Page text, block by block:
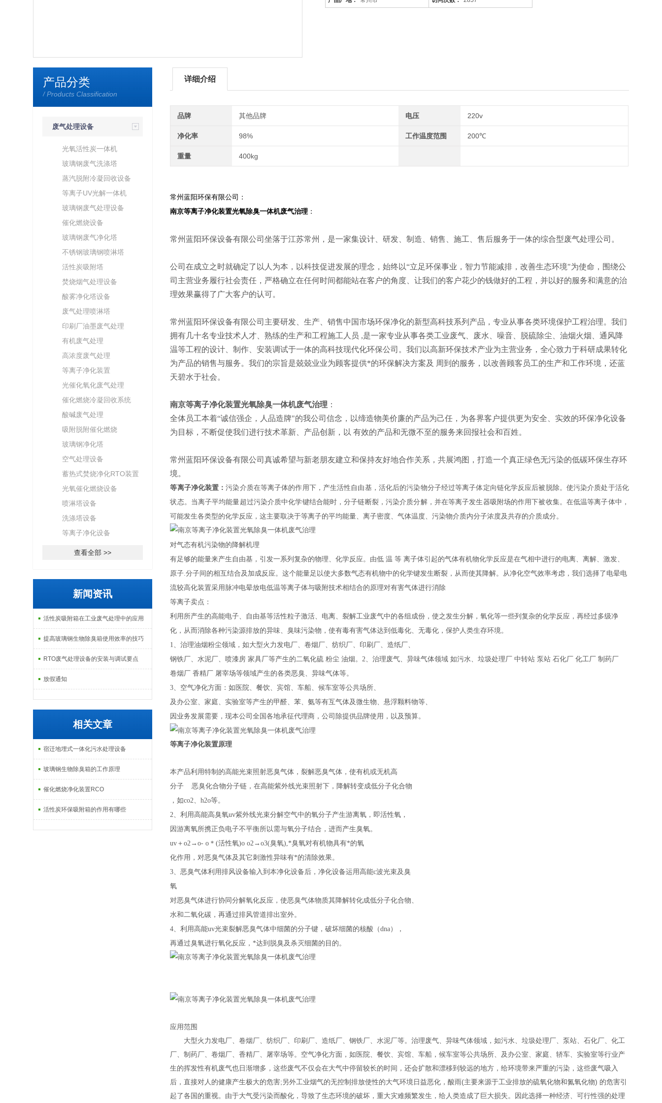
产品分类
/ Products Classification
废气处理设备
光氧活性炭一体机
玻璃钢废气洗涤塔
蒸汽脱附冷凝回收设备
等离子UV光解一体机
玻璃钢废气处理设备
催化燃烧设备
玻璃钢废气净化塔
不锈钢玻璃钢喷淋塔
活性炭吸附塔
焚烧烟气处理设备
酸雾净化塔设备
废气处理喷淋塔
印刷厂油墨废气处理
有机废气处理
高浓度废气处理
等离子净化装置
光催化氧化废气处理
催化燃烧冷凝回收系统
酸碱废气处理
吸附脱附催化燃烧
玻璃钢净化塔
空气处理设备
蓄热式焚烧净化RTO装置
光氧催化燃烧设备
喷淋塔设备
洗涤塔设备
等离子净化设备
查看全部 >>
新闻资讯
活性炭吸附箱在工业废气处理中的应用
提高玻璃钢生物除臭箱使用效率的技巧
RTO废气处理设备的安装与调试要点
放假通知
相关文章
宿迁地埋式一体化污水处理设备
玻璃钢生物除臭箱的工作原理
催化燃烧净化装置RCO
活性炭环保吸附箱的作用有哪些
详细介绍
品牌 其他品牌 电压 220v
净化率 98% 工作温度范围 200℃
重量 400kg
常州蓝阳环保有限公司：
南京等离子净化装置光氧除臭一体机废气治理 ：
常州蓝阳环保设备有限公司坐落于江苏常州，是一家集设计、研发、制造、销售、施工、售后服务于一体的综合型废气处理公司。
公司在成立之时就确定了以人为本，以科技促进发展的理念，始终以“立足环保事业，智力节能减排，改善生态环境"为使命，围绕公
司主营业务履行社会责任，严格确立在任何时间都能站在客户的角度、让我们的客户花少的钱做好的工程，并以好的服务和满意的治
理效果赢得了广大客户的认可。
常州蓝阳环保设备有限公司主要研发、生产、销售中国市场环保净化的新型高科技系列产品，专业从事各类环境保护工程治理。我们
拥有几十名专业技术人才、熟练的生产和工程施工人员 ,是一家专业从事各类工业废气、废水、噪音、脱硫除尘、油烟火烟、通风降
温等工程的设计、制作、安装调试于一体的高科技现代化环保公司。我们以高新环保技术产业为主营业务，全心致力于科研成果转化
为产品的销售与服务。我们的宗旨是兢兢业业为顾客提供*的环保解决方案及 周到的服务，以改善顾客员工的生产和工作环境，还蓝
天碧水于社会。
南京等离子净化装置光氧除臭一体机废气治理 ：
全体员工本着“诚信强企，人品造牌"的我公司信念，以缔造物美价廉的产品为己任，为各界客户提供更为安全、实效的环保净化设备
为目标，不断促使我们进行技术革新、产品创新，以 有效的产品和无微不至的服务来回报社会和百姓。
常州蓝阳环保设备有限公司真诚希望与新老朋友建立和保持友好地合作关系，共展鸿图，打造一个真正绿色无污染的低碳环保生存环
境。
等离子净化装置 ：污染介质在等离子体的作用下，产生活性自由基，活化后的污染物分子经过等离子体定向链化学反应后被脱除。 使污染介质处于活化
状态。当离子平均能量超过污染介质中化学键结合能时，分子链断裂，污染介质分解，并在等离子发生器吸附场的作用下被收集。在低温等离子体中，
可能发生各类型的化学反应，这主要取决于等离子的平均能量、离子密度、气体温度、污染物介质内分子浓度及共存的介质成分。
对气态有机污染物的降解机理
有足够的能量来产生自由基，引发一系列复杂的物理、化学反应。由低 温 等 离子体引起的气体有机物化学反应是在气相中进行的电离、离解、激发、
原子.分子间的相互结合及加成反应。这个能量足以使大多数气态有机物中的化学键发生断裂，从而使其降解。从净化空气效率考虑，我们选择了电晕电
流较高化装置采用脉冲电晕放电低温等离子体与吸附技术相结合的原理对有害气体进行消除
等离子卖点：
利用所产生的高能电子、自由基等活性粒子激活、电离、裂解工业废气中的各组成份，使之发生分解，氧化等一些列复杂的化学反应，再经过多级净
化，从而消除各种污染源排放的异味、臭味污染物，使有毒有害气体达到低毒化、无毒化，保护人类生存环境。
1、治理油烟粉尘领域，如大型火力发电厂、卷烟厂、纺织厂、印刷厂、造纸厂、
钢铁厂、水泥厂、喷漆房 家具厂等产生的二氧化硫 粉尘 油烟。2、治理废气、异味气体领域 如污水、垃圾处理厂 中转站 泵站 石化厂 化工厂 制药厂
卷烟厂 香精厂 屠宰场等领域产生的各类恶臭、异味气体等。
3、空气净化方面：如医院、餐饮、宾馆、车船、候车室等公共场所、
及办公室、家庭、实验室等产生的甲醛、苯、氨等有互气体及微生物、悬浮颗料物等、
因业务发展需要，现本公司全国各地承征代理商，公司除提供品牌使用，以及预算。
等离子净化装置原理
本产品利用特制的高能光束照射恶臭气体，裂解恶臭气体，使有机或无机高
分子 恶臭化合物分子链，在高能紫外线光束照射下，降解转变成低分子化合物
，如co2、h2o等。
2、利用高能高臭氧uv紫外线光束分解空气中的氧分子产生游离氧，即活性氧，
因游离氧所携正负电子不平衡所以需与氧分子结合，进而产生臭氧。
uv＋o2→o- o＊(活性氧)o o2→o3(臭氧),*臭氧对有机物具有*的氧
化作用，对恶臭气体及其它刺激性异味有*的清除效果。
3、恶臭气体利用排风设备输入到本净化设备后，净化设备运用高能c波光束及臭
氧
对恶臭气体进行协同分解氧化反应，使恶臭气体物质其降解转化成低分子化合物、
水和二氧化碳，再通过排风管道排出室外。
4、利用高能uv光束裂解恶臭气体中细菌的分子键，破坏细菌的核酸（dna），
再通过臭氧进行氧化反应，*达到脱臭及杀灭细菌的目的。
应用范围
大型火力发电厂、卷烟厂、纺织厂、印刷厂、造纸厂、钢铁厂、水泥厂等。治理废气、异味气体领域，如污水、垃圾处理厂、泵站、石化厂、化工
厂、制药厂、卷烟厂、香精厂、屠宰场等。空气净化方面，如医院、餐饮、宾馆、车船，候车室等公共场所、及办公室、家庭、轿车、实验室等行业产
生的挥发性有机废气也日渐增多，这些废气不仅会在大气中停留较长的时间，还会扩散和漂移到较远的地方，给环境带来严重的污染，这些废气吸入
后，直接对人的健康产生极大的危害;另外工业烟气的无控制排放使性的大气环境日益恶化，酸雨(主要来源于工业排放的硫氧化物和氮氧化物) 的危害引
起了各国的重视。由于大气受污染而酸化，导致了生态环境的破坏，重大灾难频繁发生，给人类造成了巨大损失。因此选择一种经济、可行性强的处理